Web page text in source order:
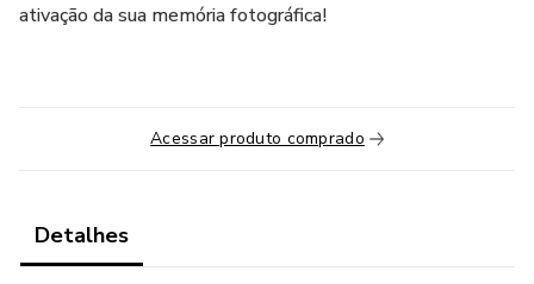
ativação da sua memória fotográfica!
Acessar produto comprado
Detalhes